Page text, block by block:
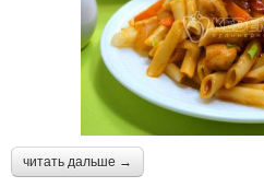
читать дальше →